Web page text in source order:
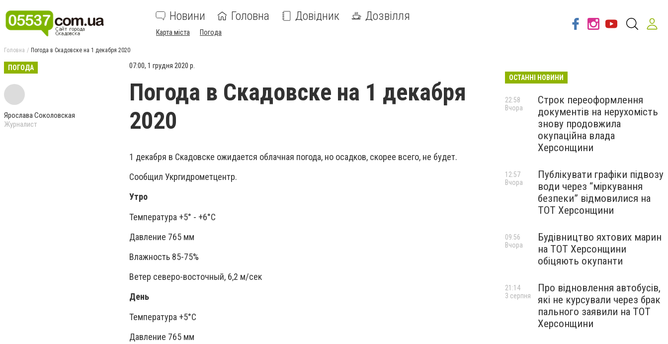
Новини Головна Довідник Дозвілля
Карта міста Погода
Головна Погода в Скадовске на 1 декабря 2020
ПОГОДА
Ярослава Соколовская
Журналист
07:00, 1 грудня 2020 р.
Погода в Скадовске на 1 декабря
2020
1 декабря в Скадовске ожидается облачная погода, но осадков, скорее всего, не будет.
Сообщил Укргидрометцентр.
Утро
Температура +5° - +6°C
Давление 765 мм
Влажность 85-75%
Ветер северо-восточный, 6,2 м/сек
День
Температура +5°C
Давление 765 мм
ОСТАННІ НОВИНИ
Строк переоформлення
документів на нерухомість
знову продовжила
окупаційна влада
Херсонщини
22:58
Вчора
Публікувати графіки підвозу
води через “міркування
безпеки” відмовилися на
ТОТ Херсонщини
12:57
Вчора
Будівництво яхтових марин
на ТОТ Херсонщини
обіцяють окупанти
09:56
Вчора
Про відновлення автобусів,
які не курсували через брак
пального заявили на ТОТ
Херсонщини
21:14
3 серпня